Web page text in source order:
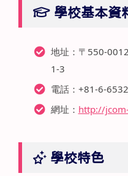
學校基本資
地址：〒550-
1-3
電話：+81-6-
網址： http://
學校特色